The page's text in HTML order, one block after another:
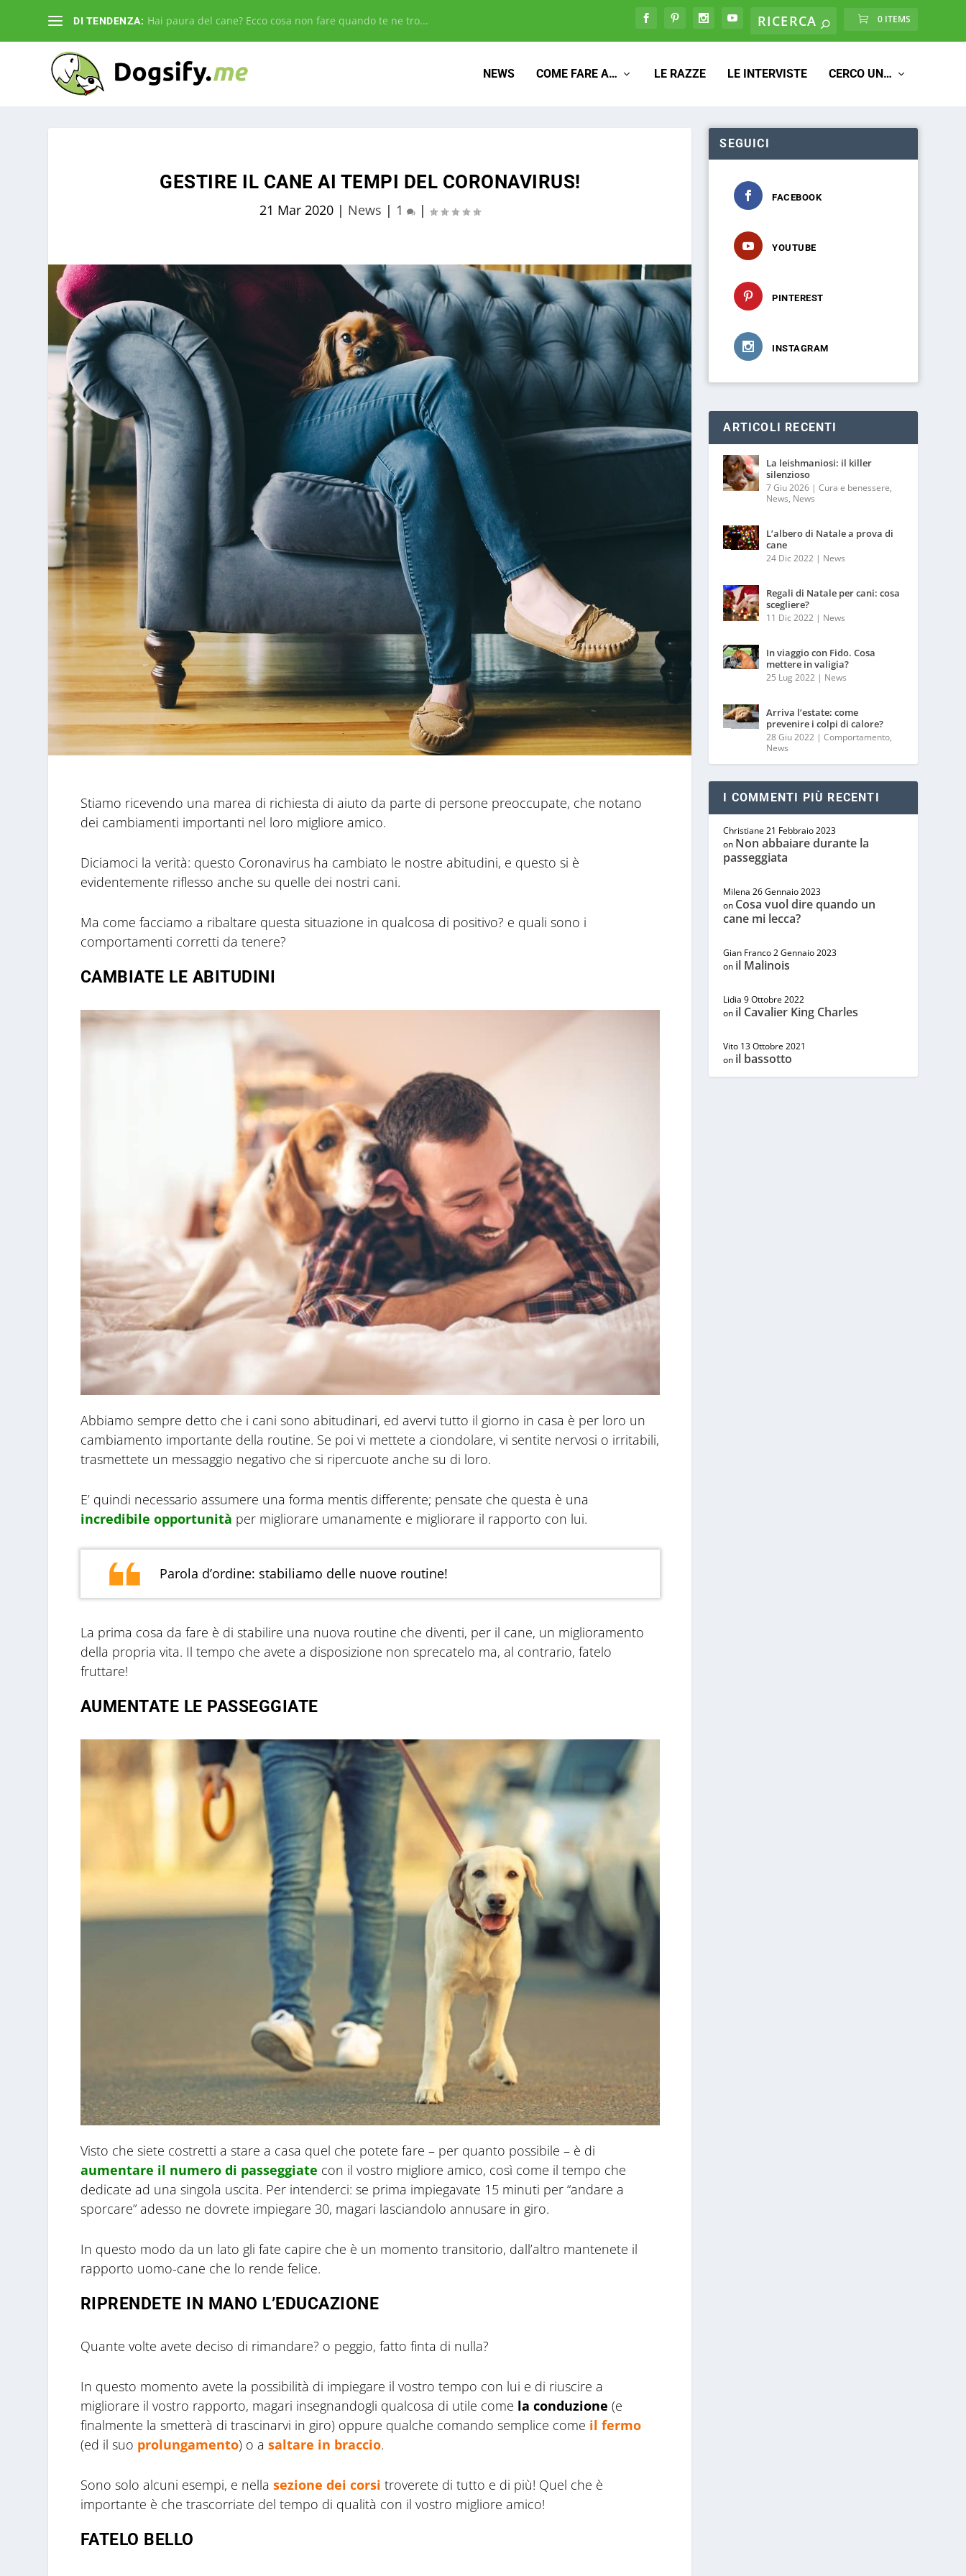
DI TENDENZA: Hai paura del cane? Ecco cosa non fare quando te ne tro... 0 ITEMS
NEWS COME FARE A… LE RAZZE LE INTERVISTE CERCO UN…
GESTIRE IL CANE AI TEMPI DEL CORONAVIRUS!
21 Mar 2020 | News | 1 |
Stiamo ricevendo una marea di richiesta di aiuto da parte di persone preoccupate, che notano
dei cambiamenti importanti nel loro migliore amico.
Diciamoci la verità: questo Coronavirus ha cambiato le nostre abitudini, e questo si è
evidentemente riflesso anche su quelle dei nostri cani.
Ma come facciamo a ribaltare questa situazione in qualcosa di positivo? e quali sono i
comportamenti corretti da tenere?
CAMBIATE LE ABITUDINI
Abbiamo sempre detto che i cani sono abitudinari, ed avervi tutto il giorno in casa è per loro un
cambiamento importante della routine. Se poi vi mettete a ciondolare, vi sentite nervosi o irritabili,
trasmettete un messaggio negativo che si ripercuote anche su di loro.
E’ quindi necessario assumere una forma mentis differente; pensate che questa è una
incredibile opportunità per migliorare umanamente e migliorare il rapporto con lui.
Parola d’ordine: stabiliamo delle nuove routine!
La prima cosa da fare è di stabilire una nuova routine che diventi, per il cane, un miglioramento
della propria vita. Il tempo che avete a disposizione non sprecatelo ma, al contrario, fatelo
fruttare!
AUMENTATE LE PASSEGGIATE
Visto che siete costretti a stare a casa quel che potete fare – per quanto possibile – è di
aumentare il numero di passeggiate con il vostro migliore amico, così come il tempo che
dedicate ad una singola uscita. Per intenderci: se prima impiegavate 15 minuti per “andare a
sporcare” adesso ne dovrete impiegare 30, magari lasciandolo annusare in giro.
In questo modo da un lato gli fate capire che è un momento transitorio, dall’altro mantenete il
rapporto uomo-cane che lo rende felice.
RIPRENDETE IN MANO L’EDUCAZIONE
Quante volte avete deciso di rimandare? o peggio, fatto finta di nulla?
In questo momento avete la possibilità di impiegare il vostro tempo con lui e di riuscire a
migliorare il vostro rapporto, magari insegnandogli qualcosa di utile come la conduzione (e
finalmente la smetterà di trascinarvi in giro) oppure qualche comando semplice come il fermo
(ed il suo prolungamento) o a saltare in braccio.
Sono solo alcuni esempi, e nella sezione dei corsi troverete di tutto e di più! Quel che è
importante è che trascorriate del tempo di qualità con il vostro migliore amico!
FATELO BELLO
SEGUICI
FACEBOOK
YOUTUBE
PINTEREST
INSTAGRAM
ARTICOLI RECENTI
La leishmaniosi: il killer
silenzioso
7 Giu 2026 |Cura e benessere,
News, News
L’albero di Natale a prova di
cane
24 Dic 2022 | News
Regali di Natale per cani: cosa
scegliere?
11 Dic 2022 | News
In viaggio con Fido. Cosa
mettere in valigia?
25 Lug 2022 | News
Arriva l’estate: come
prevenire i colpi di calore?
28 Giu 2022 |Comportamento,
News
I COMMENTI PIÙ RECENTI
Christiane21 Febbraio 2023
on Non abbaiare durante la
passeggiata
Milena 26 Gennaio 2023
on Cosa vuol dire quando un
cane mi lecca?
Gian Franco2 Gennaio 2023
on il Malinois
Lidia 9 Ottobre 2022
on il Cavalier King Charles
Vito 13 Ottobre 2021
on il bassotto